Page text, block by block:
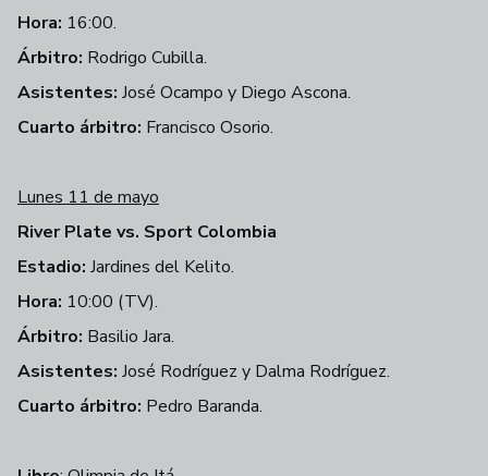
Hora: 16:00.
Árbitro: Rodrigo Cubilla.
Asistentes: José Ocampo y Diego Ascona.
Cuarto árbitro: Francisco Osorio.
Lunes 11 de mayo
River Plate vs. Sport Colombia
Estadio: Jardines del Kelito.
Hora: 10:00 (TV).
Árbitro: Basilio Jara.
Asistentes: José Rodríguez y Dalma Rodríguez.
Cuarto árbitro: Pedro Baranda.